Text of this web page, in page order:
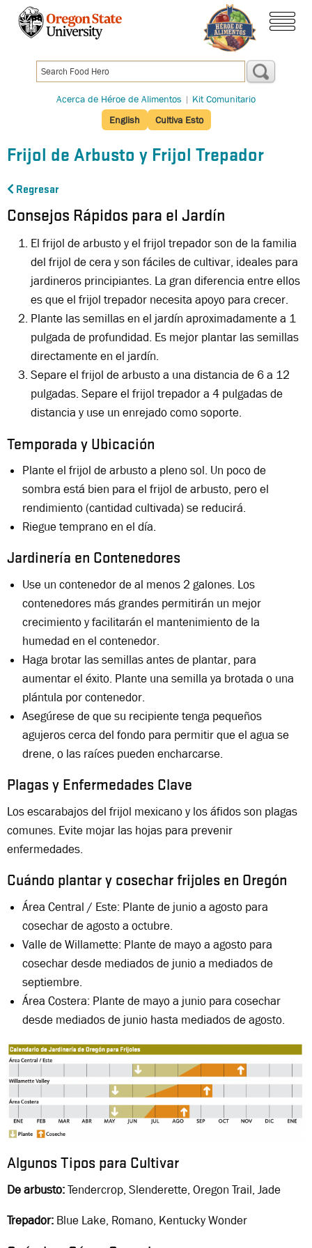
Pasar
principal
Acerca de Héroe de Alimentos | Kit Comunitario
English
Cultiva Esto
Frijol de Arbusto y Frijol Trepador
Regresar
Consejos Rápidos para el Jardín
El frijol de arbusto y el frijol trepador son de la familia
del frijol de cera y son fáciles de cultivar, ideales para
jardineros principiantes. La gran diferencia entre ellos
es que el frijol trepador necesita apoyo para crecer.
Plante las semillas en el jardín aproximadamente a 1
pulgada de profundidad. Es mejor plantar las semillas
directamente en el jardín.
Separe el frijol de arbusto a una distancia de 6 a 12
pulgadas. Separe el frijol trepador a 4 pulgadas de
distancia y use un enrejado como soporte.
Temporada y Ubicación
Plante el frijol de arbusto a pleno sol. Un poco de
sombra está bien para el frijol de arbusto, pero el
rendimiento (cantidad cultivada) se reducirá.
Riegue temprano en el día.
Jardinería en Contenedores
Use un contenedor de al menos 2 galones. Los
contenedores más grandes permitirán un mejor
crecimiento y facilitarán el mantenimiento de la
humedad en el contenedor.
Haga brotar las semillas antes de plantar, para
aumentar el éxito. Plante una semilla ya brotada o una
plántula por contenedor.
Asegúrese de que su recipiente tenga pequeños
agujeros cerca del fondo para permitir que el agua se
drene, o las raíces pueden encharcarse.
Plagas y Enfermedades Clave
Los escarabajos del frijol mexicano y los áfidos son plagas
comunes. Evite mojar las hojas para prevenir
enfermedades.
Cuándo plantar y cosechar frijoles en Oregón
Área Central / Este: Plante de junio a agosto para
cosechar de agosto a octubre.
Valle de Willamette: Plante de mayo a agosto para
cosechar desde mediados de junio a mediados de
septiembre.
Área Costera: Plante de mayo a junio para cosechar
desde mediados de junio hasta mediados de agosto.
Algunos Tipos para Cultivar
De arbusto:Tendercrop, Slenderette, Oregon Trail, Jade
Trepador: Blue Lake, Romano, Kentucky Wonder